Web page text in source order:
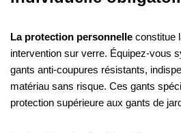
La protection personnelle constitue
intervention sur verre. Équipez-vous
gants anti-coupures résistants,
matériau sans risque. Ces gants
protection supérieure aux gants de